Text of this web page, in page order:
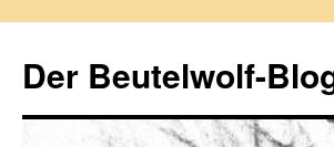
springen
Der Beutelwolf-